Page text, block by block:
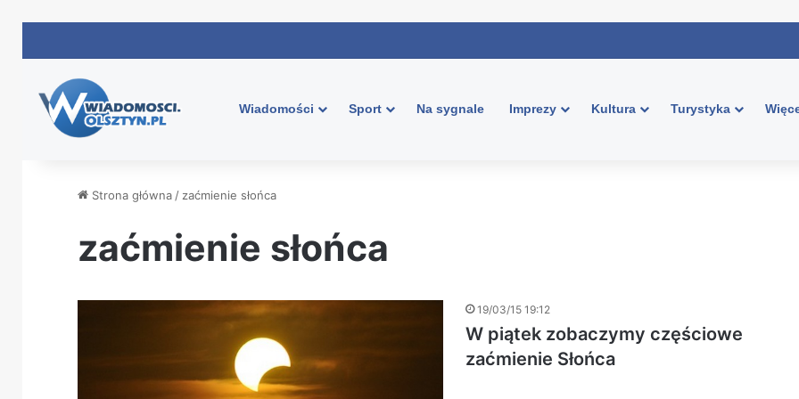
Wiadomości Sport Na sygnale Imprezy Kultura Turystyka
Strona główna / zaćmienie słońca
zaćmienie słońca
19/03/15 19:12
W piątek zobaczymy częściowe
zaćmienie Słońca